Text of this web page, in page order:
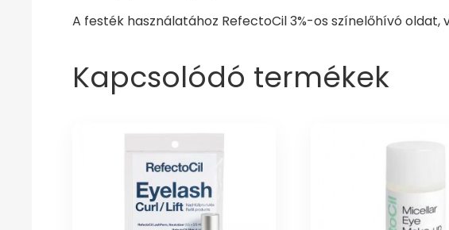
A festék használatához RefectoCil 3%-os színelőhívó oldat,
Kapcsolódó termékek